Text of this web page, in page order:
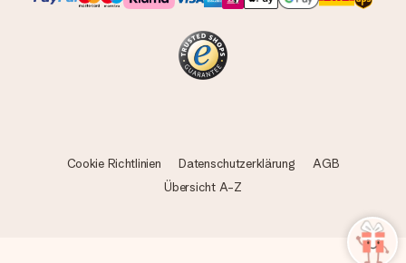
Cookie Richtlinien Datenschutzerklärung
AGB
Übersicht A-Z